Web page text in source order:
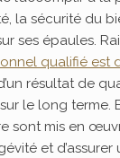
la sécurité du
ses épaules.
qualifié est
résultat de
le long terme.
sont mis en
et d’assurer